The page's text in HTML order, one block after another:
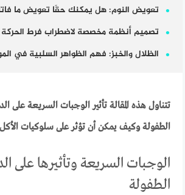
تعويض النوم: هل يمكنك حقًا تعويض ما
تصميم أنظمة مخصصة لاضطراب فرط الحركة
الظلال والخبز: فهم الظواهر السلبية في
تتناول هذه المقالة تأثير الوجبات السريعة على
الطفولة وكيف يمكن أن تؤثر على سلوكيات
الوجبات السريعة وتأثيرها على
الطفولة